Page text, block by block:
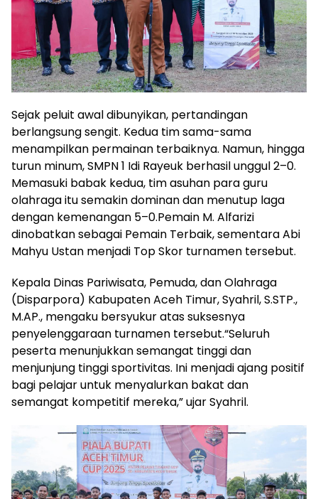
Sejak peluit awal dibunyikan, pertandingan
berlangsung sengit. Kedua tim sama-sama
menampilkan permainan terbaiknya. Namun, hingga
turun minum, SMPN 1 Idi Rayeuk berhasil unggul 2–0.
Memasuki babak kedua, tim asuhan para guru
olahraga itu semakin dominan dan menutup laga
dengan kemenangan 5–0.Pemain M. Alfarizi
dinobatkan sebagai Pemain Terbaik, sementara Abi
Mahyu Ustan menjadi Top Skor turnamen tersebut.
Kepala Dinas Pariwisata, Pemuda, dan Olahraga
(Disparpora) Kabupaten Aceh Timur, Syahril, S.STP.,
M.AP., mengaku bersyukur atas suksesnya
penyelenggaraan turnamen tersebut.“Seluruh
peserta menunjukkan semangat tinggi dan
menjunjung tinggi sportivitas. Ini menjadi ajang positif
bagi pelajar untuk menyalurkan bakat dan
semangat kompetitif mereka,” ujar Syahril.